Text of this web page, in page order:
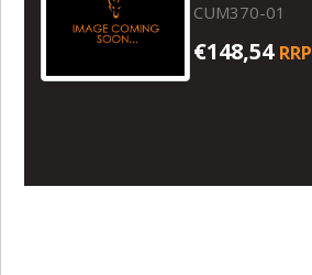
CUM370-01
€148,54 RRP